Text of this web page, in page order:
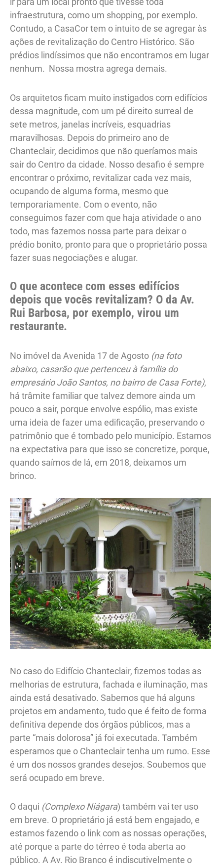
infraestrutura, como um shopping, por exemplo.
Contudo, a CasaCor tem o intuito de se agregar às
ações de revitalização do Centro Histórico. São
prédios lindíssimos que não encontramos em lugar
nenhum. Nossa mostra agrega demais.
Os arquitetos ficam muito instigados com edifícios
dessa magnitude, com um pé direito surreal de
sete metros, janelas incríveis, esquadrias
maravilhosas. Depois do primeiro ano de
Chanteclair, decidimos que não queríamos mais
sair do Centro da cidade. Nosso desafio é sempre
encontrar o próximo, revitalizar cada vez mais,
ocupando de alguma forma, mesmo que
temporariamente. Com o evento, não
conseguimos fazer com que haja atividade o ano
todo, mas fazemos nossa parte para deixar o
prédio bonito, pronto para que o proprietário possa
fazer suas negociações e alugar.
O que acontece com esses edifícios
depois que vocês revitalizam? O da Av.
Rui Barbosa, por exemplo, virou um
restaurante.
No imóvel da Avenida 17 de Agosto (na foto
abaixo, casarão que pertenceu à família do
empresário João Santos, no bairro de Casa Forte),
há trâmite familiar que talvez demore ainda um
pouco a sair, porque envolve espólio, mas existe
uma ideia de fazer uma edificação, preservando o
patrimônio que é tombado pelo município. Estamos
na expectativa para que isso se concretize, porque,
quando saímos de lá, em 2018, deixamos um
brinco.
No caso do Edifício Chanteclair, fizemos todas as
melhorias de estrutura, fachada e iluminação, mas
ainda está desativado. Sabemos que há alguns
projetos em andamento, tudo que é feito de forma
definitiva depende dos órgãos públicos, mas a
parte “mais dolorosa” já foi executada. Também
esperamos que o Chanteclair tenha um rumo. Esse
é um dos nossos grandes desejos. Soubemos que
será ocupado em breve.
O daqui (Complexo Niágara) também vai ter uso
em breve. O proprietário já está bem engajado, e
estamos fazendo o link com as nossas operações,
até porque a parte do térreo é toda aberta ao
público. A Av. Rio Branco é indiscutivelmente o